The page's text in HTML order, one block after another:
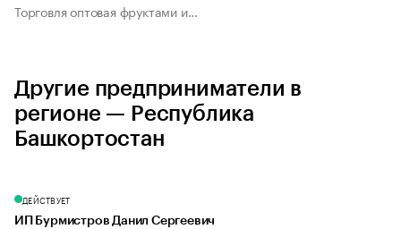
Торговля оптовая фруктами и...
Другие предприниматели в
регионе — Республика
Башкортостан
ДЕЙСТВУЕТ
ИП Бурмистров Данил Сергеевич